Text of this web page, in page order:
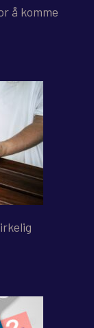
å komme